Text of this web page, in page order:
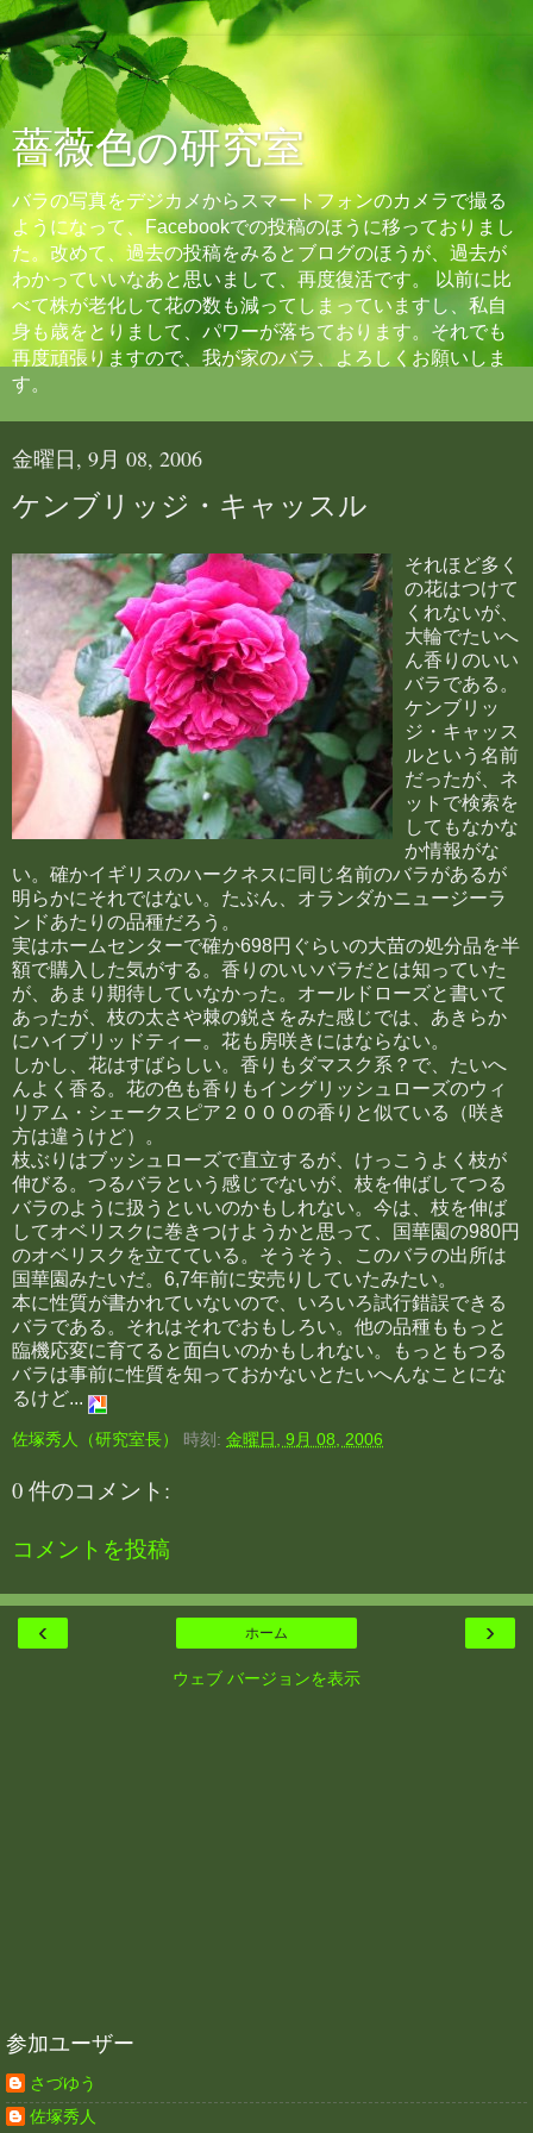
薔薇色の研究室
バラの写真をデジカメからスマートフォンのカメラで撮る
ようになって、Facebookでの投稿のほうに移っておりまし
た。改めて、過去の投稿をみるとブログのほうが、過去が
わかっていいなあと思いまして、再度復活です。 以前に比
べて株が老化して花の数も減ってしまっていますし、私自
身も歳をとりまして、パワーが落ちております。それでも
再度頑張りますので、我が家のバラ、よろしくお願いしま
す。
金曜日, 9月 08, 2006
ケンブリッジ・キャッスル
それほど多く
の花はつけて
くれないが、
大輪でたいへ
ん香りのいい
バラである。
ケンブリッ
ジ・キャッス
ルという名前
だったが、ネ
ットで検索を
してもなかな
か情報がな
い。確かイギリスのハークネスに同じ名前のバラがあるが
明らかにそれではない。たぶん、オランダかニュージーラ
ンドあたりの品種だろう。
実はホームセンターで確か698円ぐらいの大苗の処分品を半
額で購入した気がする。香りのいいバラだとは知っていた
が、あまり期待していなかった。オールドローズと書いて
あったが、枝の太さや棘の鋭さをみた感じでは、あきらか
にハイブリッドティー。花も房咲きにはならない。
しかし、花はすばらしい。香りもダマスク系？で、たいへ
んよく香る。花の色も香りもイングリッシュローズのウィ
リアム・シェークスピア２０００の香りと似ている（咲き
方は違うけど）。
枝ぶりはブッシュローズで直立するが、けっこうよく枝が
伸びる。つるバラという感じでないが、枝を伸ばしてつる
バラのように扱うといいのかもしれない。今は、枝を伸ば
してオベリスクに巻きつけようかと思って、国華園の980円
のオベリスクを立てている。そうそう、このバラの出所は
国華園みたいだ。6,7年前に安売りしていたみたい。
本に性質が書かれていないので、いろいろ試行錯誤できる
バラである。それはそれでおもしろい。他の品種ももっと
臨機応変に育てると面白いのかもしれない。もっともつる
バラは事前に性質を知っておかないとたいへんなことにな
るけど...
佐塚秀人（研究室長） 時刻: 金曜日, 9月 08, 2006
0 件のコメント:
コメントを投稿
‹ ›
ホーム
ウェブ バージョンを表示
参加ユーザー
さづゆう
佐塚秀人